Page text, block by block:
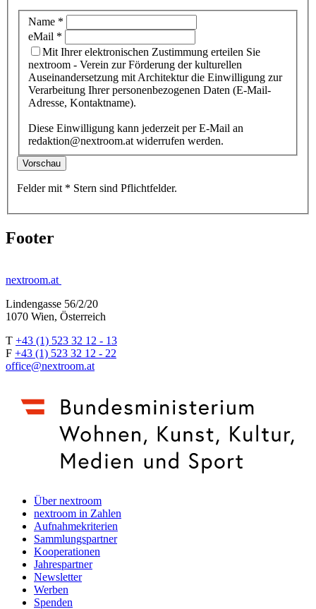
Name *
eMail *
Mit Ihrer elektronischen Zustimmung erteilen Sie
nextroom - Verein zur Förderung der kulturellen
Auseinandersetzung mit Architektur die Einwilligung zur
Verarbeitung Ihrer personenbezogenen Daten (E-Mail-
Adresse, Kontaktname).
Diese Einwilligung kann jederzeit per E-Mail an
redaktion@nextroom.at widerrufen werden.
Vorschau
Felder mit * Stern sind Pflichtfelder.
Footer
nextroom.at
Lindengasse 56/2/20
1070 Wien, Österreich
T +43 (1) 523 32 12 - 13
F +43 (1) 523 32 12 - 22
office@nextroom.at
Über nextroom
nextroom in Zahlen
Aufnahmekriterien
Sammlungspartner
Kooperationen
Jahrespartner
Newsletter
Werben
Spenden